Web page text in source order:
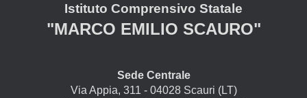
Istituto Comprensivo Statale
"MARCO EMILIO SCAURO"
Sede Centrale
Via Appia, 311 - 04028 Scauri (LT)